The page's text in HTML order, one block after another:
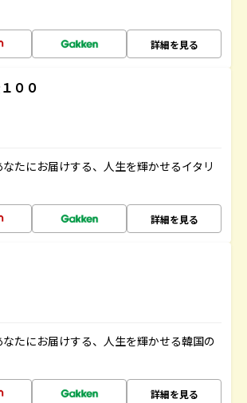
詳細を見る
００
たにお届けする、人生を輝かせるイタリ
詳細を見る
たにお届けする、人生を輝かせる韓国の
詳細を見る